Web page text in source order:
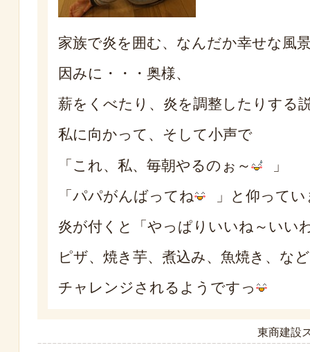
家族で炎を囲む、なんだか幸せな風
因みに・・・奥様、
薪をくべたり、炎を調整したりする
私に向かって、そして小声で
「これ、私、毎朝やるのぉ～
」
「パパがんばってね
」と仰って
炎が付くと「やっぱりいいね～いい
ピザ、焼き芋、煮込み、魚焼き、な
チャレンジされるようですっ
東商建設